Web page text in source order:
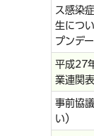
ス感染
生につ
プンデー
平成27
業連関表
事前協
い）